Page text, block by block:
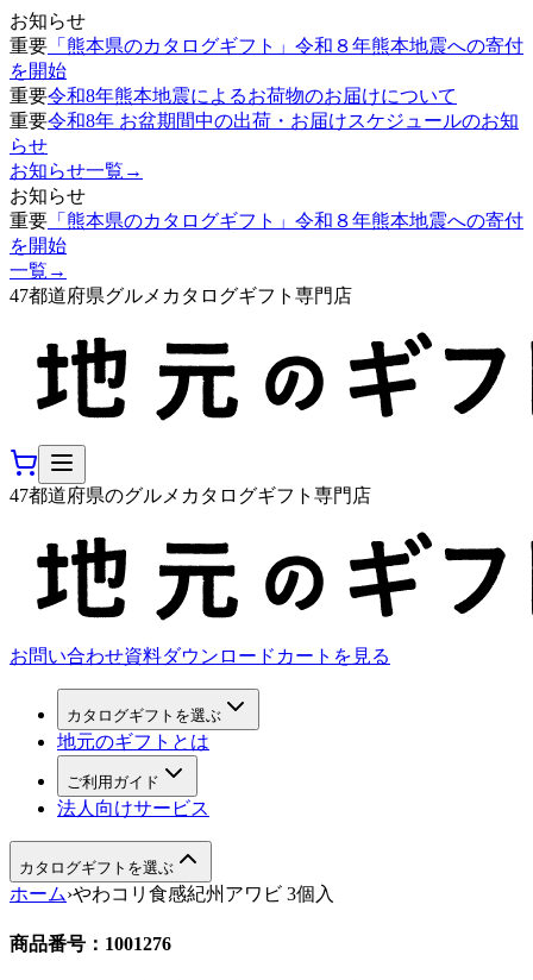
お知らせ
重要 「熊本県のカタログギフト」令和８年熊本地震への寄付
を開始
重要令和8年熊本地震によるお荷物のお届けについて
重要令和8年 お盆期間中の出荷・お届けスケジュールのお知
らせ
お知らせ一覧 →
お知らせ
重要 「熊本県のカタログギフト」令和８年熊本地震への寄付
を開始
一覧 →
47都道府県グルメカタログギフト専門店
47都道府県のグルメカタログギフト専門店
お問い合わせ資料ダウンロード カートを見る
カタログギフトを選ぶ
地元のギフトとは
ご利用ガイド
法人向けサービス
カタログギフトを選ぶ
ホーム›やわコリ食感紀州アワビ 3個入
商品番号： 1001276